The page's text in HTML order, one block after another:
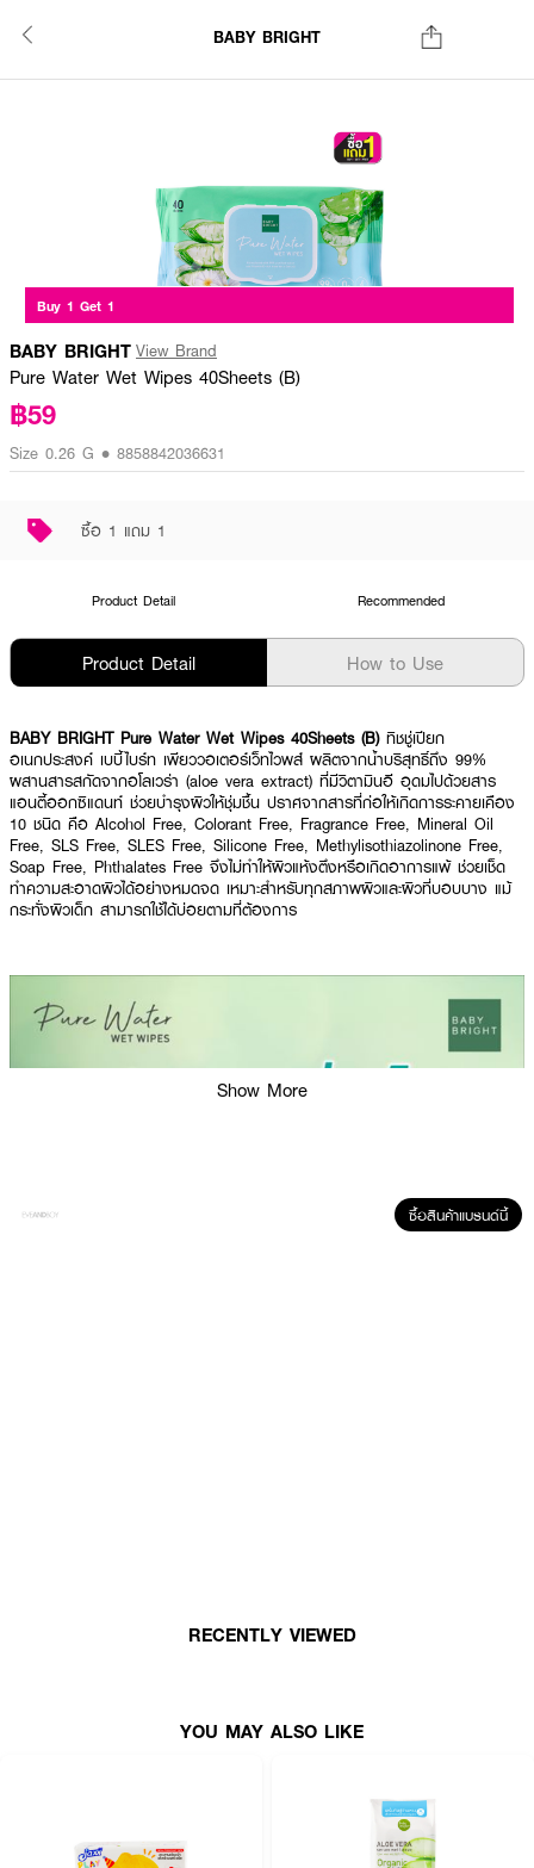
BABY BRIGHT
Buy 1 Get 1
BABY BRIGHT View Brand
Pure Water Wet Wipes 40Sheets (B)
฿59
Size 0.26 G • 8858842036631
ซื้อ 1 แถม 1
Product Detail Recommended
Product Detail How to Use
BABY BRIGHT Pure Water Wet Wipes 40Sheets (B) ทิชชู่เปียก
อเนกประสงค์ เบบี้ไบร์ท เพียววอเตอร์เว็ทไวพส์ ผลิตจากน้ำบริสุทธิ์ถึง 99%
ผสานสารสกัดจากอโลเวร่า (aloe vera extract) ที่มีวิตามินอี อุดมไปด้วยสาร
แอนตี้ออกซิแดนท์ ช่วยบำรุงผิวให้ชุ่มชื้น ปราศจากสารที่ก่อให้เกิดการระคายเคือง
10 ชนิด คือ Alcohol Free, Colorant Free, Fragrance Free, Mineral Oil
Free, SLS Free, SLES Free, Silicone Free, Methylisothiazolinone Free,
Soap Free, Phthalates Free จึงไม่ทำให้ผิวแห้งตึงหรือเกิดอาการแพ้ ช่วยเช็ด
ทำความสะอาดผิวได้อย่างหมดจด เหมาะสำหรับทุกสภาพผิวและผิวที่บอบบาง แม้
กระทั่งผิวเด็ก สามารถใช้ได้บ่อยตามที่ต้องการ
เช็ดทำความสะอาดผิวได้อย่างหมดจด เหมาะสำหรับทุกสภาพผิวและผิวที่บอบบาง
● ปราศจากสารที่ก่อให้เกิดการระคายเคือง
Show More
ซื้อสินค้าแบรนด์นี้
RECENTLY VIEWED
YOU MAY ALSO LIKE